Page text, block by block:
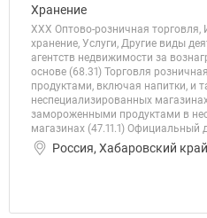
Хранение
ХХХ Оптово-розничная торговля,
хранение, Услуги, Другие виды
агентств недвижимости за
основе (68.31) Торговля
продуктами, включая напитки, и
неспециализированных
замороженными продуктами в
магазинах (47.11.1) Официальный
Россия, Хабаровский